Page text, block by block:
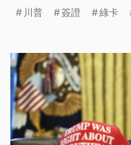
川普 簽證 綠卡